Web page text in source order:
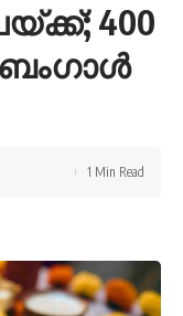
400
ബംഗാൾ
1 Min Read